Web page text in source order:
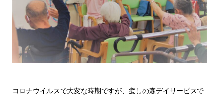
コロナウイルスで大変な時期ですが、癒しの森デイサービスで